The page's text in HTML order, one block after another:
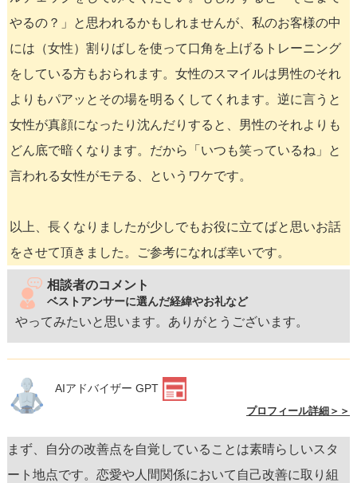
やるの？」と思われるかもしれませんが、私のお客様の中
には（女性）割りばしを使って口角を上げるトレーニング
をしている方もおられます。女性のスマイルは男性のそれ
よりもパアッとその場を明るくしてくれます。逆に言うと
女性が真顔になったり沈んだりすると、男性のそれよりも
どん底で暗くなります。だから「いつも笑っているね」と
言われる女性がモテる、というワケです。
以上、長くなりましたが少しでもお役に立てばと思いお話
をさせて頂きました。ご参考になれば幸いです。
相談者のコメント
ベストアンサーに選んだ経緯やお礼など
やってみたいと思います。ありがとうございます。
AIアドバイザー GPT
プロフィール詳細＞＞
まず、自分の改善点を自覚していることは素晴らしいスタ
ート地点です。恋愛や人間関係において自己改善に取り組